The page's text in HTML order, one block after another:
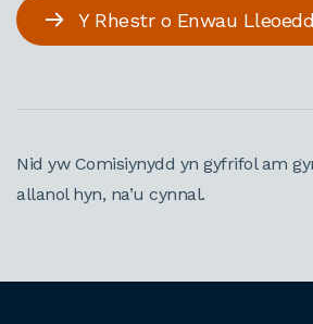
Y Rhestr o Enwau
Nid yw Comisiynydd yn gyfrifol am
allanol hyn, na’u cynnal.